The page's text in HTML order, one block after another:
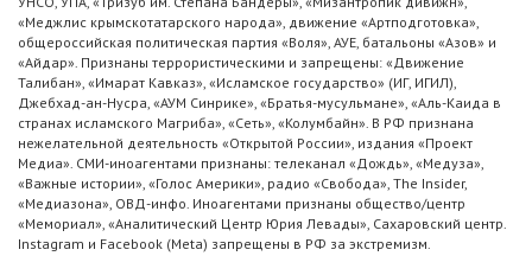
«Меджлис крымскотатарского народа», движение «Артподготовка»,
общероссийская политическая партия «Воля», АУЕ, батальоны «Азов» и
«Айдар». Признаны террористическими и запрещены: «Движение
Талибан», «Имарат Кавказ», «Исламское государство» (ИГ, ИГИЛ),
Джебхад-ан-Нусра, «АУМ Синрике», «Братья-мусульмане», «Аль-Каида в
странах исламского Магриба», «Сеть», «Колумбайн». В РФ признана
нежелательной деятельность «Открытой России», издания «Проект
Медиа». СМИ-иноагентами признаны: телеканал «Дождь», «Медуза»,
«Важные истории», «Голос Америки», радио «Свобода», The Insider,
«Медиазона», ОВД-инфо. Иноагентами признаны общество/центр
«Мемориал», «Аналитический Центр Юрия Левады», Сахаровский центр.
Instagram и Facebook (Metа) запрещены в РФ за экстремизм.